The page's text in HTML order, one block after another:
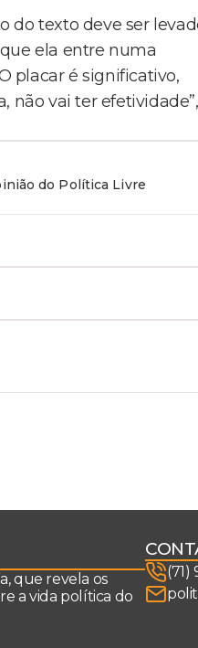
do texto deve ser
ela entre numa
placar é significativo,
não vai ter efetividade”,
do Política Livre
que revela os
a vida política do
(71)